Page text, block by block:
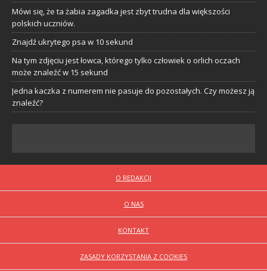
Mówi się, że ta żabia zagadka jest zbyt trudna dla większości
polskich uczniów.
Znajdź ukrytego psa w 10 sekund
Na tym zdjęciu jest łowca, którego tylko człowiek o orlich oczach
może znaleźć w 15 sekund
Jedna kaczka z numerem nie pasuje do pozostałych. Czy możesz ją
znaleźć?
O REDAKCJI
O NAS
KONTAKT
ZASADY KORZYSTANIA Z COOKIES